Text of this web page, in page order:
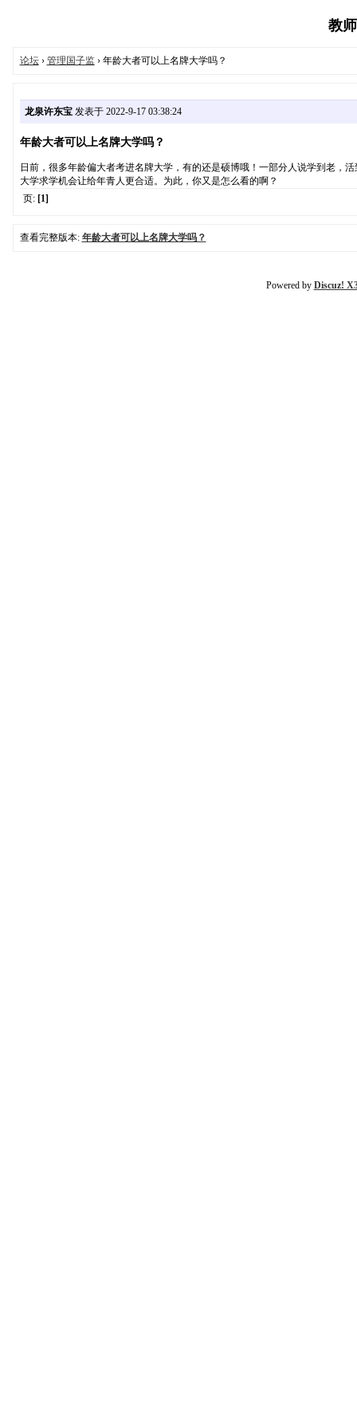
教
论坛› 管理国子监› 年龄大者可以上名牌大学吗？
龙泉许东宝发表于 2022-9-17 03:38:24
年龄大者可以上名牌大学吗？
日前，很多年龄偏大者考进名牌大学，有的还是硕博哦！一部分人说学到老，
大学求学机会让给年青人更合适。为此，你又是怎么看的啊？
页: [1]
查看完整版本: 年龄大者可以上名牌大学吗？
Powered by Discuz!